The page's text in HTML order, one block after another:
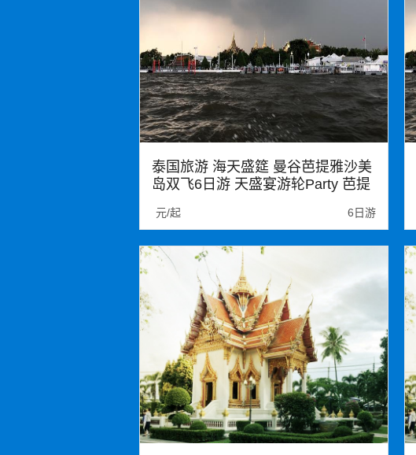
泰国旅游 海天盛筵 曼谷芭提雅沙美
岛双飞6日游 天盛宴游轮Party 芭提
零自费
元/起 6日游
泰国 沙美岛 大皇宫 清迈小镇